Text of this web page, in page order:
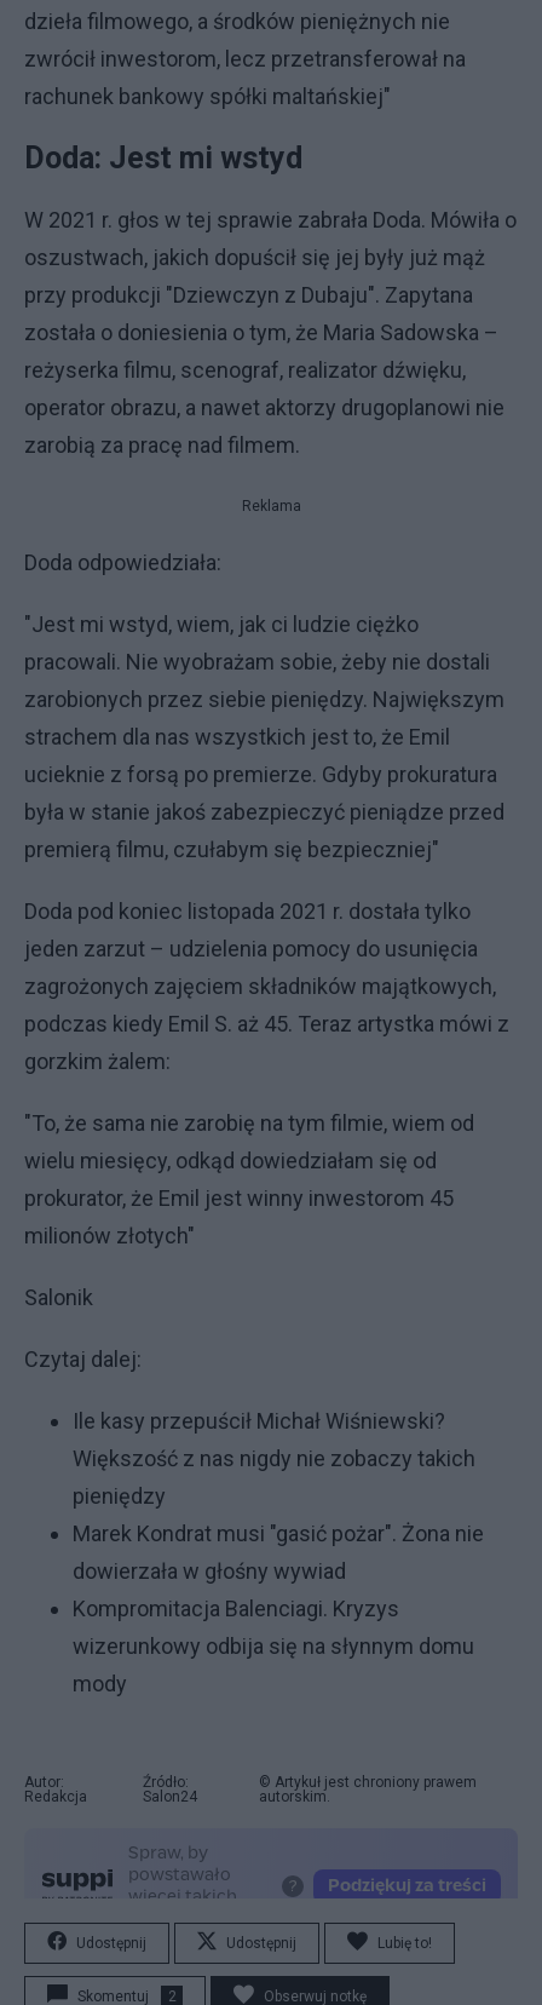
dzieła filmowego, a środków pieniężnych nie
zwrócił inwestorom, lecz przetransferował na
rachunek bankowy spółki maltańskiej"
Doda: Jest mi wstyd
W 2021 r. głos w tej sprawie zabrała Doda. Mówiła o
oszustwach, jakich dopuścił się jej były już mąż
przy produkcji "Dziewczyn z Dubaju". Zapytana
została o doniesienia o tym, że Maria Sadowska –
reżyserka filmu, scenograf, realizator dźwięku,
operator obrazu, a nawet aktorzy drugoplanowi nie
zarobią za pracę nad filmem.
Reklama
Doda odpowiedziała:
"Jest mi wstyd, wiem, jak ci ludzie ciężko
pracowali. Nie wyobrażam sobie, żeby nie dostali
zarobionych przez siebie pieniędzy. Największym
strachem dla nas wszystkich jest to, że Emil
ucieknie z forsą po premierze. Gdyby prokuratura
była w stanie jakoś zabezpieczyć pieniądze przed
premierą filmu, czułabym się bezpieczniej"
Doda pod koniec listopada 2021 r. dostała tylko
jeden zarzut – udzielenia pomocy do usunięcia
zagrożonych zajęciem składników majątkowych,
podczas kiedy Emil S. aż 45. Teraz artystka mówi z
gorzkim żalem:
"To, że sama nie zarobię na tym filmie, wiem od
wielu miesięcy, odkąd dowiedziałam się od
prokurator, że Emil jest winny inwestorom 45
milionów złotych"
Salonik
Czytaj dalej:
Ile kasy przepuścił Michał Wiśniewski?
Większość z nas nigdy nie zobaczy takich
pieniędzy
Marek Kondrat musi "gasić pożar". Żona nie
dowierzała w głośny wywiad
Kompromitacja Balenciagi. Kryzys
wizerunkowy odbija się na słynnym domu
mody
Autor:
Redakcja
Źródło:
Salon24
© Artykuł jest chroniony prawem
autorskim.
Udostępnij Udostępnij Lubię to!
Skomentuj 2 Obserwuj notkę